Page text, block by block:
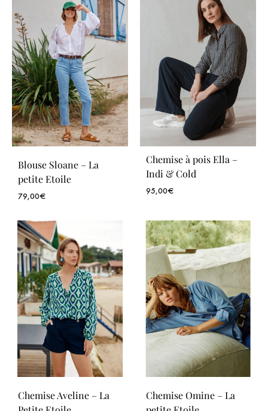
Blouse Sloane – La
petite Etoile
79,00€
Chemise à pois Ella –
Indi & Cold
95,00€
Chemise Aveline – La
Chemise Omine – La